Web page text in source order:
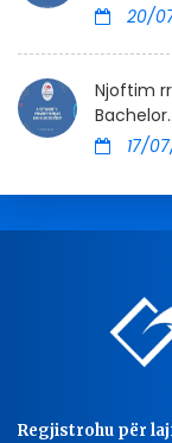
20/
Njoftim
17/
Regjistrohu për